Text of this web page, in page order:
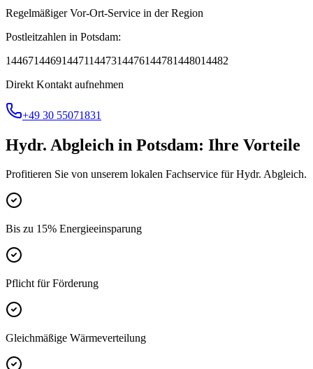
Regelmäßiger Vor-Ort-Service in der Region
Postleitzahlen in Potsdam:
1446714469144711447314476144781448014482
Direkt Kontakt aufnehmen
+49 30 55071831
Hydr. Abgleich in Potsdam: Ihre Vorteile
Profitieren Sie von unserem lokalen Fachservice fürHydr. Abgleich.
Bis zu 15% Energieeinsparung
Pflicht für Förderung
Gleichmäßige Wärmeverteilung